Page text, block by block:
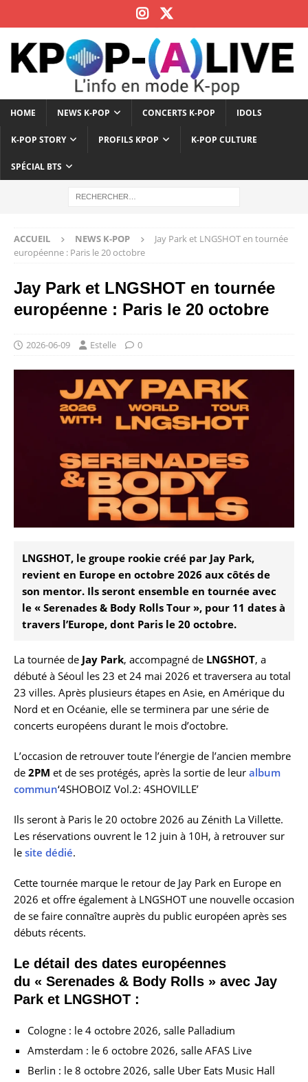
HOME NEWS K-POP CONCERTS K-POP IDOLS
K-POP STORY PROFILS KPOP K-POP CULTURE
SPÉCIAL BTS
ACCUEIL NEWS K-POP
Jay Park et LNGSHOT en tournée
européenne : Paris le 20 octobre
Jay Park et LNGSHOT en tournée
européenne : Paris le 20 octobre
2026-06-09 Estelle 0
LNGSHOT, le groupe rookie créé par Jay Park,
revient en Europe en octobre 2026 aux côtés de
son mentor. Ils seront ensemble en tournée avec
le « Serenades & Body Rolls Tour », pour 11 dates à
travers l’Europe, dont Paris le 20 octobre.
La tournée de Jay Park, accompagné de LNGSHOT, a
débuté à Séoul les 23 et 24 mai 2026 et traversera au total
23 villes. Après plusieurs étapes en Asie, en Amérique du
Nord et en Océanie, elle se terminera par une série de
concerts européens durant le mois d’octobre.
L’occasion de retrouver toute l’énergie de l’ancien membre
de 2PM et de ses protégés, après la sortie de leur album
commun‘4SHOBOIZ Vol.2: 4SHOVILLE’
Ils seront à Paris le 20 octobre 2026 au Zénith La Villette.
Les réservations ouvrent le 12 juin à 10H, à retrouver sur
le site dédié.
Cette tournée marque le retour de Jay Park en Europe en
2026 et offre également à LNGSHOT une nouvelle occasion
de se faire connaître auprès du public européen après ses
débuts récents.
Le détail des dates européennes
du « Serenades & Body Rolls » avec Jay
Park et LNGSHOT :
Cologne : le 4 octobre 2026, salle Palladium
Amsterdam : le 6 octobre 2026, salle AFAS Live
Berlin : le 8 octobre 2026, salle Uber Eats Music Hall